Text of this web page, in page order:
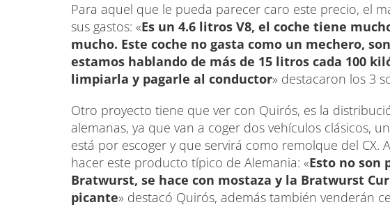
Para aquel que le pueda parecer caro este precio, el
sus gastos: «Es un 4.6 litros V8, el coche tiene
mucho. Este coche no gasta como un mechero,
estamos hablando de más de 15 litros cada 100
limpiarla y pagarle al conductor» destacaron los 3
Otro proyecto tiene que ver con Quirós, es la
alemanas, ya que van a coger dos vehículos clásicos,
está por escoger y que servirá como remolque del CX.
hacer este producto típico de Alemania: «Esto no son
Bratwurst, se hace con mostaza y la Bratwurst
picante» destacó Quirós, además también venderán